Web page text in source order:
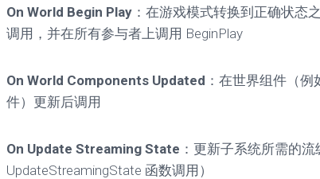
On World Begin Play ：在游戏模式转换到正确状态
调用，并在所有参与者上调用 BeginPlay
On World Components Updated ：在世界组件（
件）更新后调用
On Update Streaming State ：更新子系统所需的
UpdateStreamingState 函数调用）